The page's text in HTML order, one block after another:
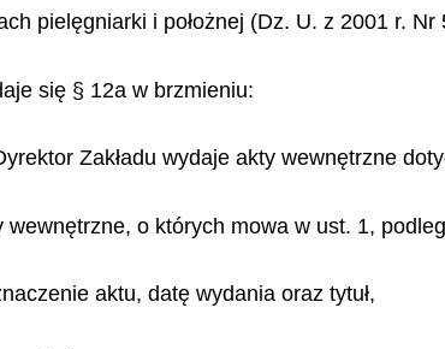
pielęgniarki i położnej (Dz. U. z 2001 r.
się § 12a w brzmieniu:
Zakładu wydaje akty wewnętrzne
wewnętrzne, o których mowa w ust. 1,
aktu, datę wydania oraz tytuł,